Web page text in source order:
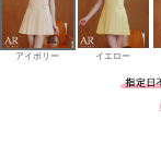
アイボリー イエロー